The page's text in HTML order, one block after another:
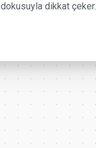
dokusuyla dikkat